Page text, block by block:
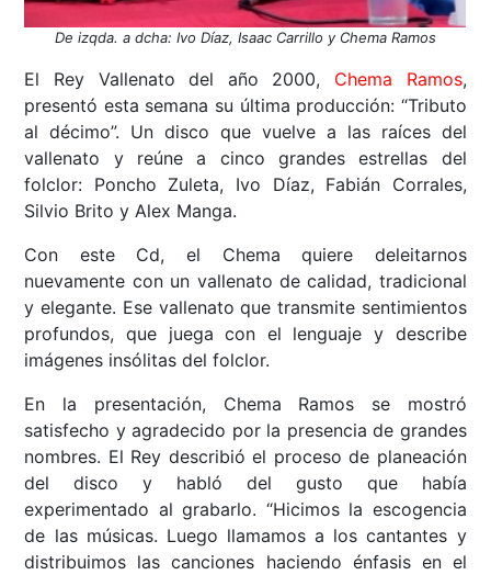
De izqda. a dcha: Ivo Díaz, Isaac Carrillo y Chema Ramos
El Rey Vallenato del año 2000, Chema Ramos,
presentó esta semana su última producción: “Tributo
al décimo”. Un disco que vuelve a las raíces del
vallenato y reúne a cinco grandes estrellas del
folclor: Poncho Zuleta, Ivo Díaz, Fabián Corrales,
Silvio Brito y Alex Manga.
Con este Cd, el Chema quiere deleitarnos
nuevamente con un vallenato de calidad, tradicional
y elegante. Ese vallenato que transmite sentimientos
profundos, que juega con el lenguaje y describe
imágenes insólitas del folclor.
En la presentación, Chema Ramos se mostró
satisfecho y agradecido por la presencia de grandes
nombres. El Rey describió el proceso de planeación
del disco y habló del gusto que había
experimentado al grabarlo. “Hicimos la escogencia
de las músicas. Luego llamamos a los cantantes y
distribuimos las canciones haciendo énfasis en el